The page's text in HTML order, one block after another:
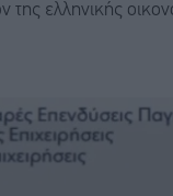
της ελληνικής